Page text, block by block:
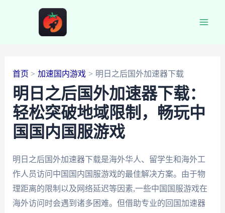
首页 加速国内游戏 明日之后国外加速器下载
明日之后国外加速器下载：
轻松突破地域限制，畅玩中
国国内国服游戏
明日之后国外加速器下载是海外华人、留学生和海外工
作人员访问中国国内国服游戏的最佳解决方案。由于物
理距离的限制以及网络延迟等因素,一些中国国服游戏在
海外访问时会遇到诸多困难。但借助专业的回国加速器